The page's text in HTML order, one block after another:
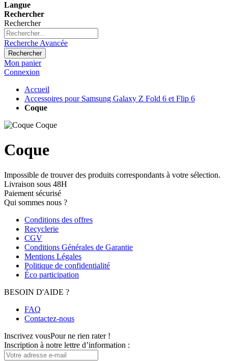
Langue
Rechercher
Rechercher
Recherche Avancée
Rechercher
Mon panier
Connexion
Accueil
Accessoires pour Samsung Galaxy Z Fold 6 et Flip 6
Coque
Coque
Impossible de trouver des produits correspondants à votre sélection.
Livraison sous 48H
Paiement sécurisé
Qui sommes nous ?
Conditions des offres
Recyclerie
CGV
Conditions Générales de Garantie
Mentions Légales
Politique de confidentialité
Éco participation
BESOIN D'AIDE ?
FAQ
Contactez-nous
Inscrivez vousPour ne rien rater !
Inscription à notre lettre d’information :